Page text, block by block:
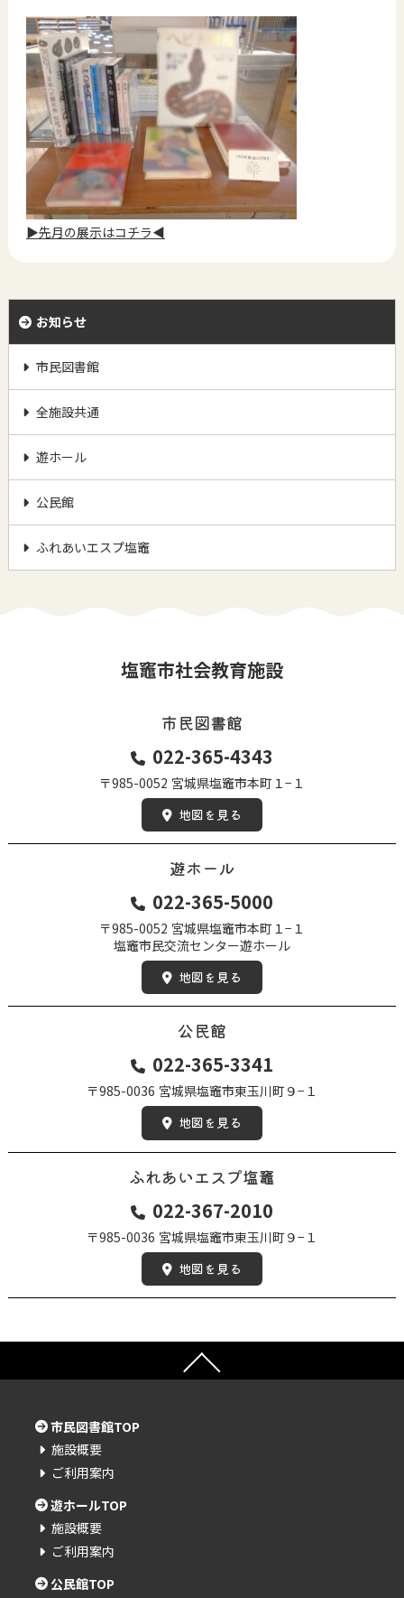
▶先月の展示はコチラ◀
お知らせ
市民図書館
全施設共通
遊ホール
公民館
ふれあいエスプ塩竈
塩竈市社会教育施設
市民図書館
022-365-4343
〒985-0052 宮城県塩竈市本町１−１
地図を見る
遊ホール
022-365-5000
〒985-0052 宮城県塩竈市本町１−１
塩竈市民交流センター遊ホール
地図を見る
公民館
022-365-3341
〒985-0036 宮城県塩竈市東玉川町９−１
地図を見る
ふれあいエスプ塩竈
022-367-2010
〒985-0036 宮城県塩竈市東玉川町９−１
地図を見る
市民図書館TOP
施設概要
ご利用案内
遊ホールTOP
施設概要
ご利用案内
公民館TOP